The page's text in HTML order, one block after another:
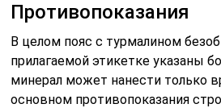
Противопоказания
В целом пояс с турмалином
прилагаемой этикетке указаны
минерал может нанести только
основном противопоказания